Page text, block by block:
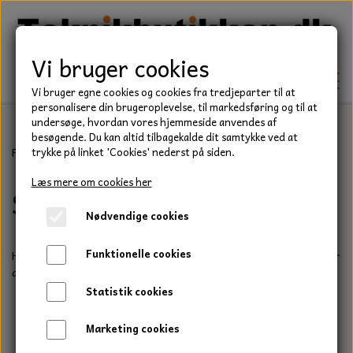
TEKNIK
KILEREMME
LEJER
PAKDÅSER
LÅSERINGE
BEFÆSTELSE
HAVE/PARK
UNIVERSALE REMME TIL PLÆNEKLIPPER OG
HAVETRAKTOR
TRAKTOR/ENTREPRENØR
Forside Have/Park Startsnor og tilbehør
Startsnor og tilbehør
Her har du vores udvalg af starthåndtag og forskellige tykkelser
af startsnor.
Vi bruger cookies
Vi bruger egne cookies og cookies fra tredjeparter til at
personalisere din brugeroplevelse, til markedsføring og til at
undersøge, hvordan vores hjemmeside anvendes af
besøgende. Du kan altid tilbagekalde dit samtykke ved at
trykke på linket 'Cookies' nederst på siden.
Læs mere om cookies her
Nødvendige cookies
Funktionelle cookies
Statistik cookies
Marketing cookies